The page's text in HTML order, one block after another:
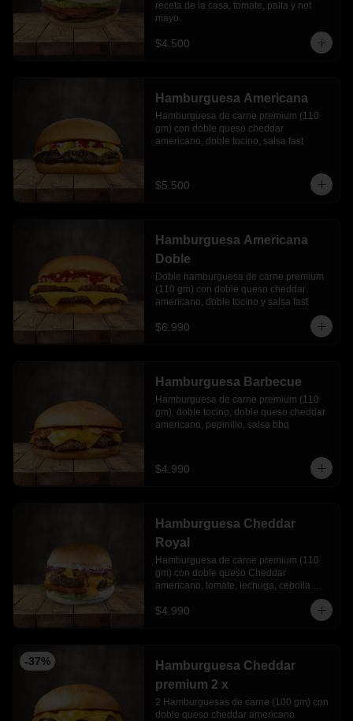
receta de la casa, tomate, palta y not
mayo.
$4.500
Hamburguesa Americana
Hamburguesa de carne premium (110
gm) con doble queso cheddar
americano, doble tocino, salsa fast
$5.500
Hamburguesa Americana
Doble
Doble hamburguesa de carne premium
(110 gm) con doble queso cheddar
americano, doble tocino y salsa fast
$6.990
Hamburguesa Barbecue
Hamburguesa de carne premium (110
gm), doble tocino, doble queso cheddar
americano, pepinillo, salsa bbq
$4.990
Hamburguesa Cheddar
Royal
Hamburguesa de carne premium (110
gm) con doble queso Cheddar
americano, tomate, lechuga, cebolla
$4.990
-37%
Hamburguesa Cheddar
premium 2 x
2 Hamburguesas de carne (100 gm) con
doble queso cheddar americano